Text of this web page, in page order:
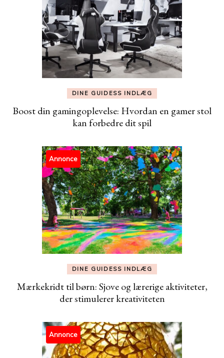
DINE GUIDESS INDLÆG
Boost din gamingoplevelse: Hvordan en gamer stol
kan forbedre dit spil
Annonce
DINE GUIDESS INDLÆG
Mærkekridt til børn: Sjove og lærerige aktiviteter,
der stimulerer kreativiteten
Annonce